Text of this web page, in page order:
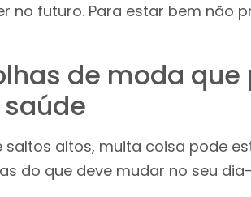
no futuro. Para estar bem não
de moda
saltos altos, muita coisa pode
do que deve mudar no seu